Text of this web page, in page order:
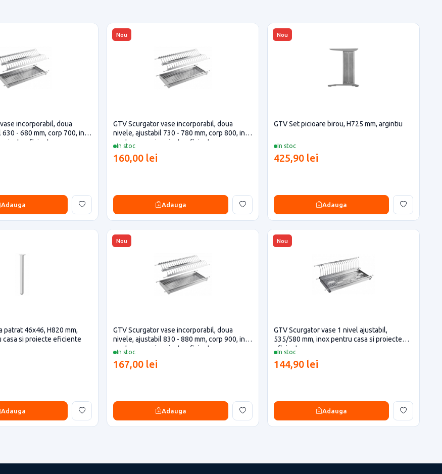
incorporabil, doua
- 680 mm, corp 700, inox
eficiente
Adauga
Nou
In stoc
GTV Scurgator vase incorporabil, doua
nivele, ajustabil 730 - 780 mm, corp 800, inox
pentru casa si proiecte eficiente
160,00 lei
Adauga
Nou
In stoc
GTV Set picioare birou, H725 mm, argintiu
425,90 lei
Adauga
patrat 46x46, H820 mm,
casa si proiecte eficiente
Adauga
Nou
In stoc
GTV Scurgator vase incorporabil, doua
nivele, ajustabil 830 - 880 mm, corp 900, inox
pentru casa si proiecte eficiente
167,00 lei
Adauga
Nou
In stoc
GTV Scurgator vase 1 nivel ajustabil,
535/580 mm, inox pentru casa si proiecte
eficiente
144,90 lei
Adauga